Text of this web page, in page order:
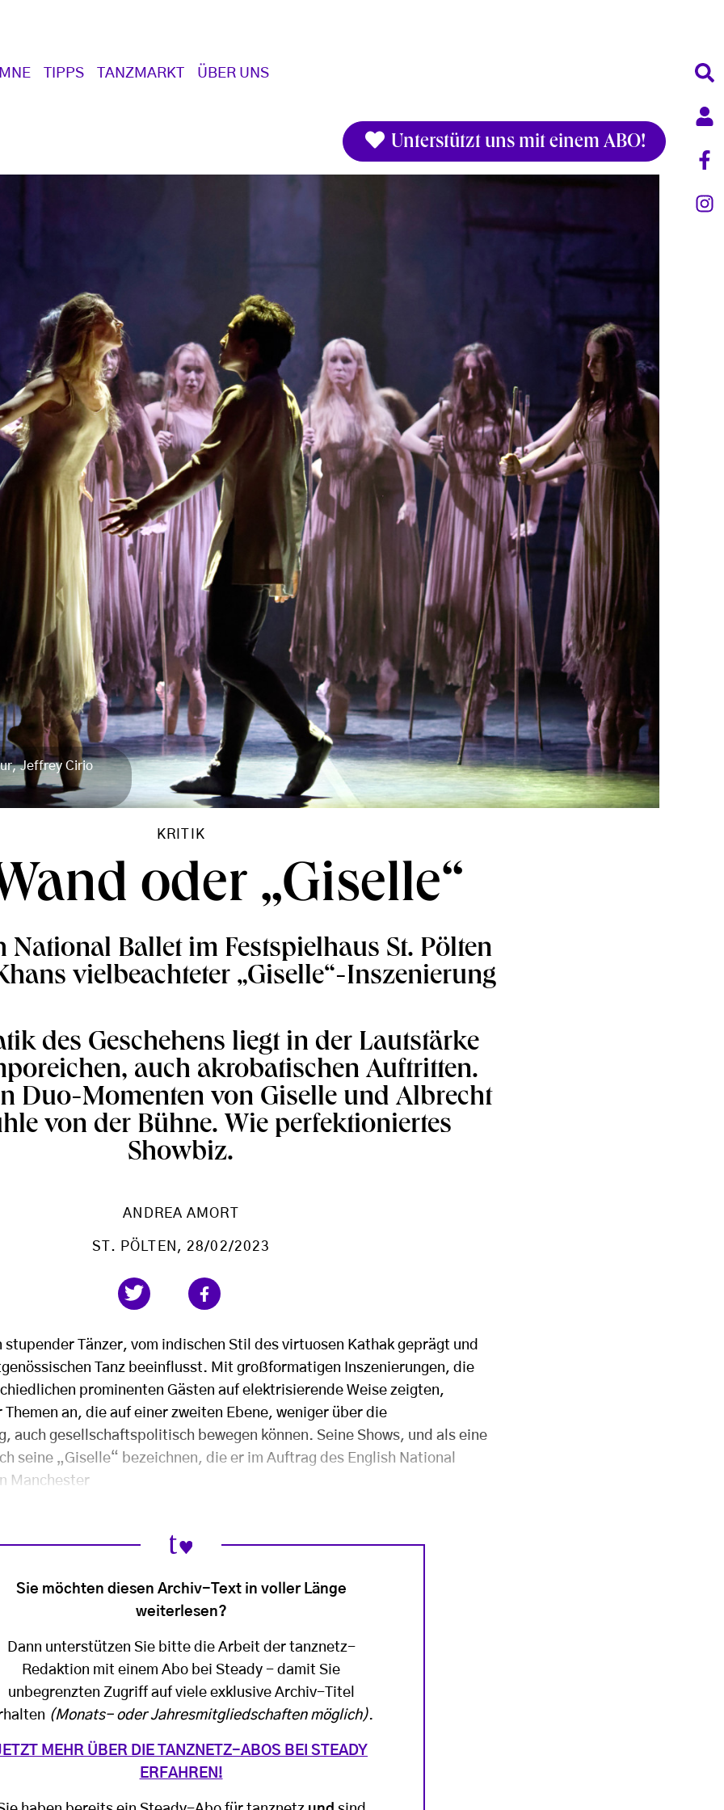
TIPPS TANZMARKT ÜBER UNS
Unterstützt uns mit einem ABO!
Jeffrey Cirio
KRITIK
oder „Giselle“
National Ballet im Festspielhaus St. Pölten
vielbeachteter „Giselle“-Inszenierung
des Geschehens liegt in der Lautstärke
auch akrobatischen Auftritten.
Duo-Momenten von Giselle und Albrecht
von der Bühne. Wie perfektioniertes
Showbiz.
ANDREA AMORT
ST. PÖLTEN , 28/02/2023
stupender Tänzer, vom indischen Stil des virtuosen Kathak geprägt und
Tanz beeinflusst. Mit großformatigen Inszenierungen, die
prominenten Gästen auf elektrisierende Weise zeigten,
an, die auf einer zweiten Ebene, weniger über die
auch gesellschaftspolitisch bewegen können. Seine Shows, und als eine
seine „Giselle“ bezeichnen, die er im Auftrag des English National
Manchester
Sie möchten diesen Archiv-Text in voller Länge
weiterlesen?
Dann unterstützen Sie bitte die Arbeit der tanznetz-
Redaktion mit einem Abo bei Steady - damit Sie
unbegrenzten Zugriff auf viele exklusive Archiv-Titel
(Monats- oder Jahresmitgliedschaften möglich).
MEHR ÜBER DIE TANZNETZ-ABOS BEI STEADY
ERFAHREN!